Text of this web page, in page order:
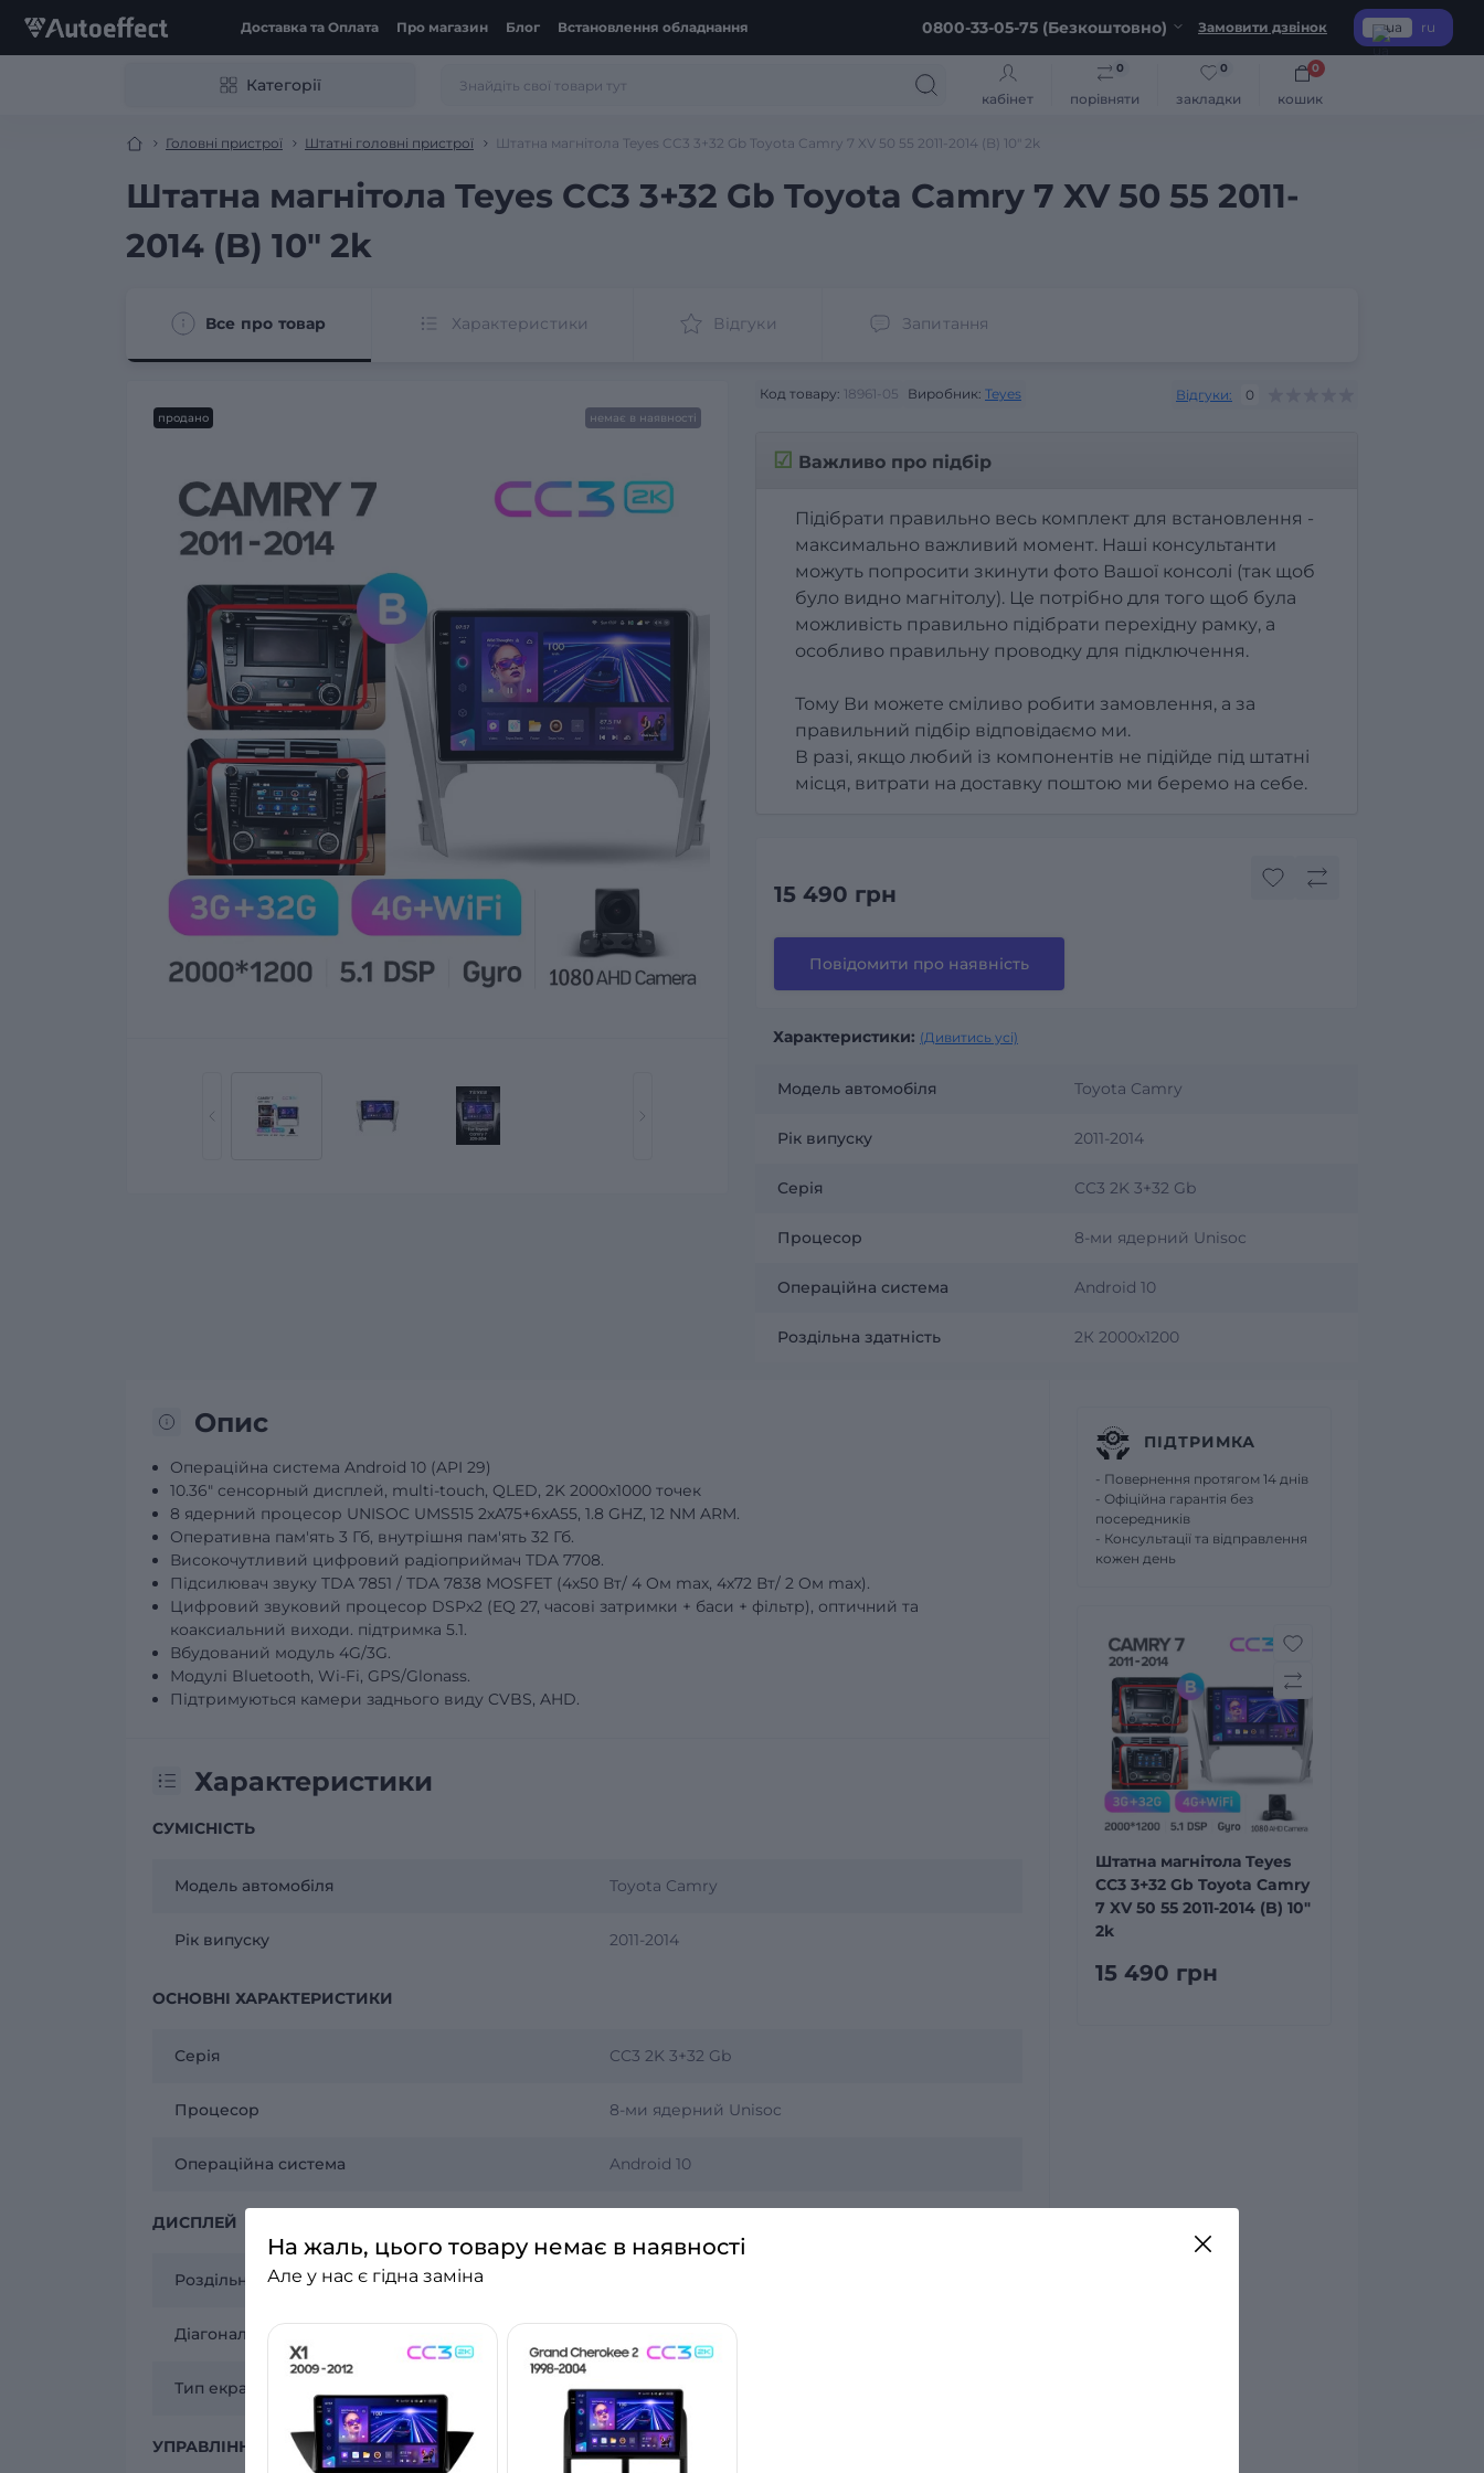
Доставка та Оплата Про магазин Блог Встановлення обладнання 0800-33-05-75 (Безкоштовно) Замовити дзвінок ua ru
Категорії
кабінет порівняти
0
закладки
0
кошик
0
Головні пристрої Штатні головні пристрої Штатна магнітола Teyes CC3 3+32 Gb Toyota Camry 7 XV 50 55 2011-2014 (B) 10" 2k
Штатна магнітола Teyes CC3 3+32 Gb Toyota Camry 7 XV 50 55 2011-
2014 (B) 10" 2k
Все про товар Характеристики Відгуки Запитання
продано немає в наявності
Код товару: 18961-05 Виробник: Teyes Відгуки: 0
☑ Важливо про підбір
Підібрати правильно весь комплект для встановлення -
максимально важливий момент. Наші консультанти
можуть попросити зкинути фото Вашої консолі (так щоб
було видно магнітолу). Це потрібно для того щоб була
можливість правильно підібрати перехідну рамку, а
особливо правильну проводку для підключення.
Тому Ви можете сміливо робити замовлення, а за
правильний підбір відповідаємо ми.
В разі, якщо любий із компонентів не підійде під штатні
місця, витрати на доставку поштою ми беремо на себе.
15 490 грн
Повідомити про наявність
Характеристики: (Дивитись усі)
Модель автомобіля Toyota Camry
Рік випуску 2011-2014
Серія CC3 2K 3+32 Gb
Процесор 8-ми ядерний Unisoc
Операційна система Android 10
Роздільна здатність 2К 2000х1200
Опис
Операційна система Android 10 (API 29)
10.36" сенсорный дисплей, multi-touch, QLED, 2K 2000x1000 точек
8 ядерний процесор UNISOC UMS515 2хA75+6хA55, 1.8 GHZ, 12 NM ARM.
Оперативна пам'ять 3 Гб, внутрішня пам'ять 32 Гб.
Високочутливий цифровий радіоприймач TDA 7708.
Підсилювач звуку TDA 7851 / TDA 7838 MOSFET (4х50 Вт/ 4 Oм max, 4х72 Вт/ 2 Oм max).
Цифровий звуковий процесор DSPх2 (EQ 27, часові затримки + баси + фільтр), оптичний та
коаксиальний виходи. підтримка 5.1.
Вбудований модуль 4G/3G.
Модулі Bluetooth, Wi-Fi, GPS/Glonass.
Підтримуються камери заднього виду CVBS, AHD.
Характеристики
СУМІСНІСТЬ
Модель автомобіля Toyota Camry
Рік випуску 2011-2014
ОСНОВНІ ХАРАКТЕРИСТИКИ
Серія CC3 2K 3+32 Gb
Процесор 8-ми ядерний Unisoc
Операційна система Android 10
ДИСПЛЕЙ
Роздільна здатність
Діагональ екрану
Тип екрану QLED
УПРАВЛІННЯ
ПІДТРИМКА
- Повернення протягом 14 днів
- Офіційна гарантія без
посередників
- Консультації та відправлення
кожен день
Штатна магнітола Teyes
CC3 3+32 Gb Toyota Camry
7 XV 50 55 2011-2014 (B) 10"
2k
15 490 грн
На жаль, цього товару немає в наявності
Але у нас є гідна заміна